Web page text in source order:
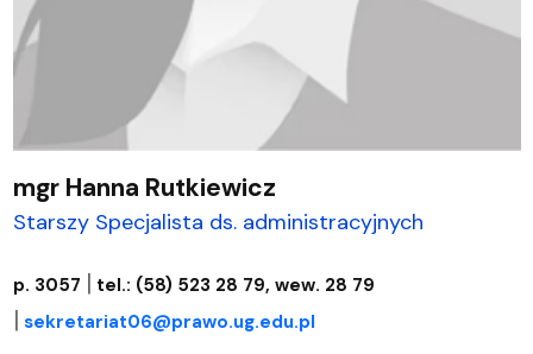
mgr Hanna Rutkiewicz
Starszy Specjalista ds. administracyjnych
p. 3057 | tel.: (58) 523 28 79, wew. 28 79
| sekretariat06@prawo.ug.edu.pl